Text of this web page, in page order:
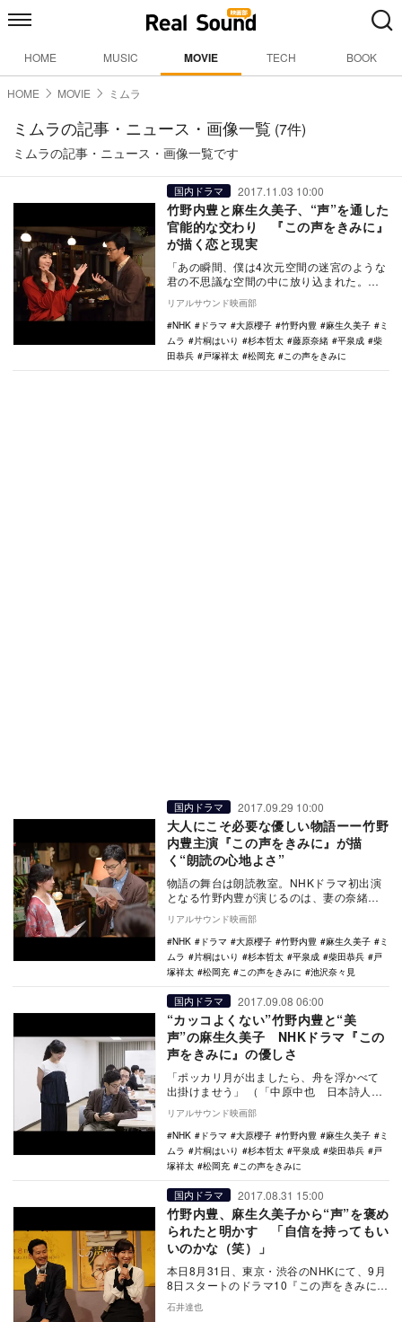
HOME MUSIC MOVIE TECH BOOK
HOME MOVIE ミムラ
ミムラの記事・ニュース・画像一覧 (7件)
ミムラの記事・ニュース・画像一覧です
国内ドラマ 2017.11.03 10:00
竹野内豊と麻生久美子、“声”を通した
官能的な交わり 『この声をきみに』
が描く恋と現実
「あの瞬間、僕は4次元空間の迷宮のような
君の不思議な空間の中に放り込まれた。鋭
敏な言葉をひとつひとつ口にするたびに、
僕らはあの空…
リアルサウンド映画部
NHK
ドラマ 大原櫻子 竹野内豊 麻生久美子
ミ
ムラ
片桐はいり 杉本哲太 藤原奈緒 平泉成
柴
田恭兵
戸塚祥太 松岡充 この声をきみに
国内ドラマ 2017.09.29 10:00
大人にこそ必要な優しい物語ーー竹野
内豊主演『この声をきみに』が描
く“朗読の心地よさ”
物語の舞台は朗読教室。NHKドラマ初出演
となる竹野内豊が演じるのは、妻の奈緒
（ミムラ）に愛想を尽かされたさえない数
学者で、勤務先…
リアルサウンド映画部
NHK
ドラマ 大原櫻子 竹野内豊 麻生久美子
ミ
ムラ
片桐はいり 杉本哲太 平泉成 柴田恭兵
戸
塚祥太
松岡充 この声をきみに 池沢奈々見
国内ドラマ 2017.09.08 06:00
“カッコよくない”竹野内豊と“美
声”の麻生久美子 NHKドラマ『この
声をきみに』の優しさ
「ポッカリ月が出ましたら、舟を浮かべて
出掛けませう」 （「中原中也 日本詩人全
集22」新潮社,p77） 本編とは関係ない…
リアルサウンド映画部
NHK
ドラマ 大原櫻子 竹野内豊 麻生久美子
ミ
ムラ
片桐はいり 杉本哲太 平泉成 柴田恭兵
戸
塚祥太
松岡充 この声をきみに
国内ドラマ 2017.08.31 15:00
竹野内豊、麻生久美子から“声”を褒め
られたと明かす 「自信を持ってもい
いのかな（笑）」
本日8月31日、東京・渋谷のNHKにて、9月
8日スタートのドラマ10『この声をきみに』
の第1回試写会と記者会見が行われ、竹野内
豊…
石井達也